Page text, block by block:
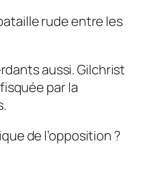
rude entre les
aussi. Gilchrist
par la
de l’opposition ?